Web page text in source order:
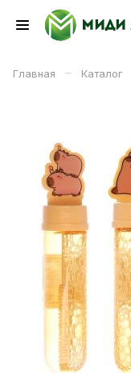
Главная – Каталог